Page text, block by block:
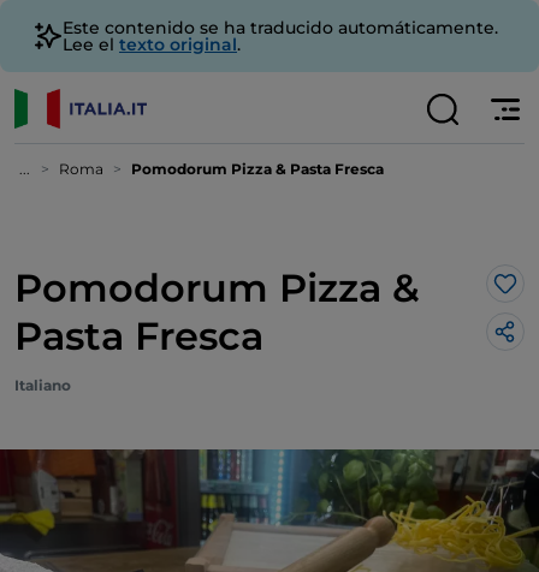
Este contenido se ha traducido automáticamente.
Lee el texto original.
... Roma Pomodorum Pizza & Pasta Fresca
Pomodorum Pizza &
Pasta Fresca
Me
Italiano